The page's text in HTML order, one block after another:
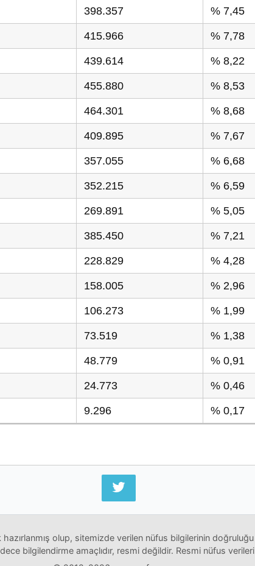
398.357 % 7,45
415.966 % 7,78
439.614 % 8,22
455.880 % 8,53
464.301 % 8,68
409.895 % 7,67
357.055 % 6,68
352.215 % 6,59
269.891 % 5,05
385.450 % 7,21
228.829 % 4,28
158.005 % 2,96
106.273 % 1,99
73.519 % 1,38
48.779 % 0,91
24.773 % 0,46
9.296 % 0,17
olup, sitemizde verilen nüfus bilgilerinin
bilgilendirme amaçlıdır, resmi değildir. Resmi nüfus